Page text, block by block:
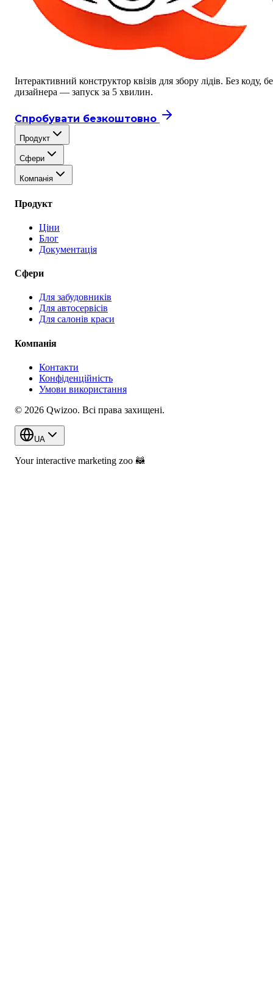
Інтерактивний конструктор квізів для збору лідів. Без коду,
дизайнера — запуск за 5 хвилин.
Спробувати безкоштовно
Продукт
Сфери
Компанія
Продукт
Ціни
Блог
Документація
Сфери
Для забудовників
Для автосервісів
Для салонів краси
Компанія
Контакти
Конфіденційність
Умови використання
© 2026 Qwizoo. Всі права захищені.
UA
Your interactive marketing zoo 🦝